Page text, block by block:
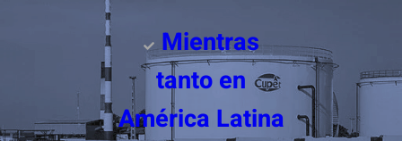
Mientras
tanto en
América Latina